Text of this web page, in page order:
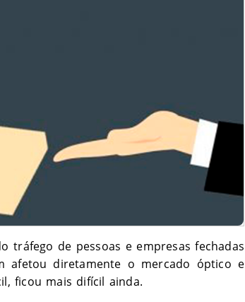
tráfego de pessoas e empresas fechadas
afetou diretamente o mercado óptico e
ficou mais difícil ainda.